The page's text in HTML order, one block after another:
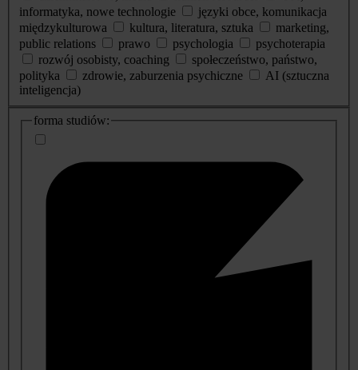
informatyka, nowe technologie
języki obce, komunikacja
międzykulturowa
kultura, literatura, sztuka
marketing,
public relations
prawo psychologia
psychoterapia
rozwój osobisty, coaching
społeczeństwo, państwo,
polityka
zdrowie, zaburzenia psychiczne
AI (sztuczna
inteligencja)
dodatkowe
informacje
forma studiów: